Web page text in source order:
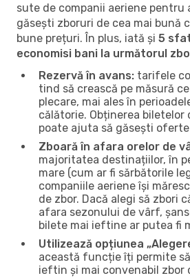
sute de companii aeriene pentru
găsești zboruri de cea mai bună
bune prețuri. În plus, iată și 5
economisi bani la următorul
Rezervă în avans: tarifele
tind să crească pe măsură
plecare, mai ales în
călătorie. Obținerea
poate ajuta să găsești
Zboară în afara orelor de
majoritatea destinațiilor, în
mare (cum ar fi sărbătorile
companiile aeriene își
de zbor. Dacă alegi să zbori
afara sezonului de vârf,
bilete mai ieftine ar putea fi
Utilizează opțiunea
această funcție îți permite
ieftin și mai convenabil zbor